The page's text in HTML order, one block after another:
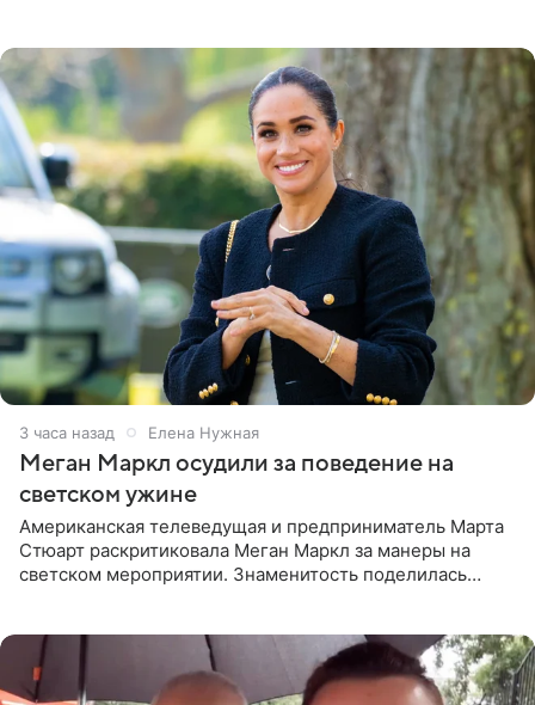
3 часа назад Елена Нужная
Меган Маркл осудили за поведение на
светском ужине
Американская телеведущая и предприниматель Марта
Стюарт раскритиковала Меган Маркл за манеры на
светском мероприятии. Знаменитость поделилась